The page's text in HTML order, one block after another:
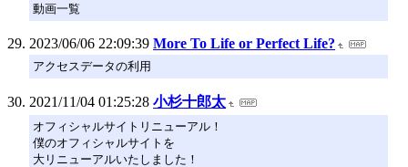
動画一覧
2023/06/06 22:09:39 More To Life or Perfect Life?
アクセスデータの利用
2021/11/04 01:25:28 小杉十郎太
オフィシャルサイトリニューアル！
僕のオフィシャルサイトを
大リニューアルいたしました！